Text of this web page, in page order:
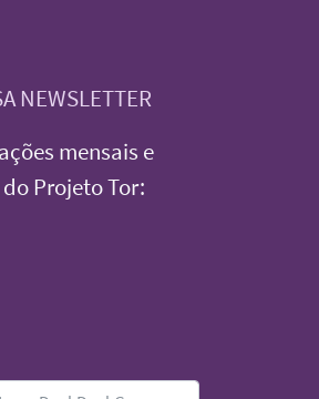
NEWSLETTER
mensais e
Projeto Tor: